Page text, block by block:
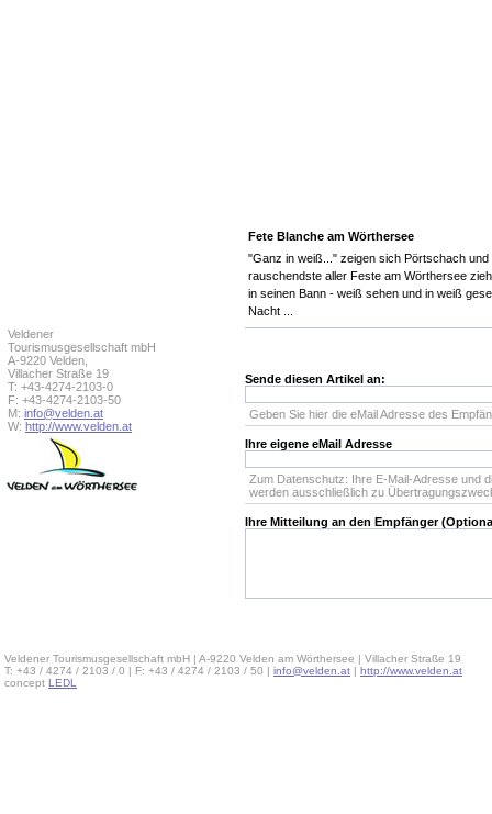
Veldener
Tourismusgesellschaft mbH
A-9220 Velden,
Villacher Straße 19
T: +43-4274-2103-0
F: +43-4274-2103-50
M: info@velden.at
W: http://www.velden.at
Fete Blanche am Wörthersee
"Ganz in weiß..." zeigen sich Pörtschach und
rauschendste aller Feste am Wörthersee
in seinen Bann - weiß sehen und in weiß
Nacht ...
Sende diesen Artikel an:
Geben Sie hier die eMail Adresse des
Ihre eigene eMail Adresse
Zum Datenschutz: Ihre E-Mail-Adresse und
werden ausschließlich zu
Ihre Mitteilung an den Empfänger
Veldener Tourismusgesellschaft mbH | A-9220 Velden am Wörthersee | Villacher Straße 19
T: +43 / 4274 / 2103 / 0 | F: +43 / 4274 / 2103 / 50 | info@velden.at | http://www.velden.at
concept LEDL